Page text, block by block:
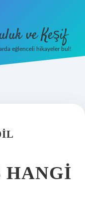
ve Keşif
eğlenceli hikayeler bul!
HANGI